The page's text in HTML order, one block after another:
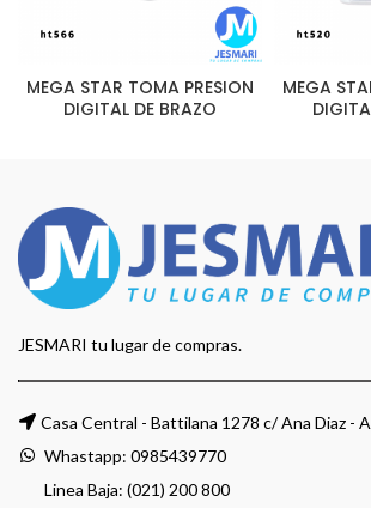
MEGA STAR TOMA PRESION
DIGITAL DE BRAZO
MEGA
JESMARI tu lugar de compras.
Casa Central - Battilana 1278 c/ Ana Diaz -
Whastapp: 0985439770
Linea Baja: (021) 200 800